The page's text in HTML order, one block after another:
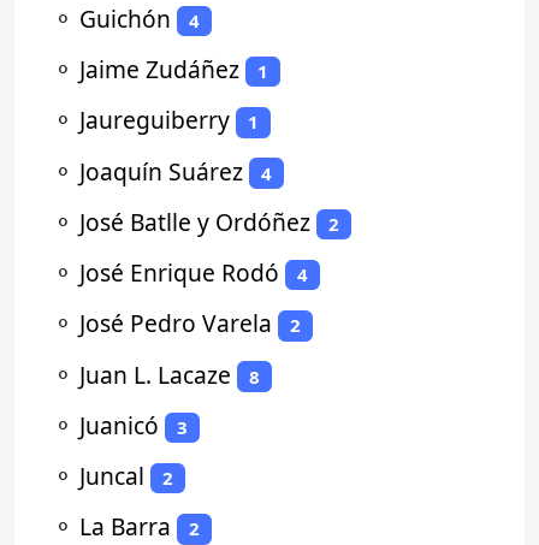
⚬ Guichón 4
⚬ Jaime Zudáñez 1
⚬ Jaureguiberry 1
⚬ Joaquín Suárez 4
⚬ José Batlle y Ordóñez 2
⚬ José Enrique Rodó 4
⚬ José Pedro Varela 2
⚬ Juan L. Lacaze 8
⚬ Juanicó 3
⚬ Juncal 2
⚬ La Barra 2